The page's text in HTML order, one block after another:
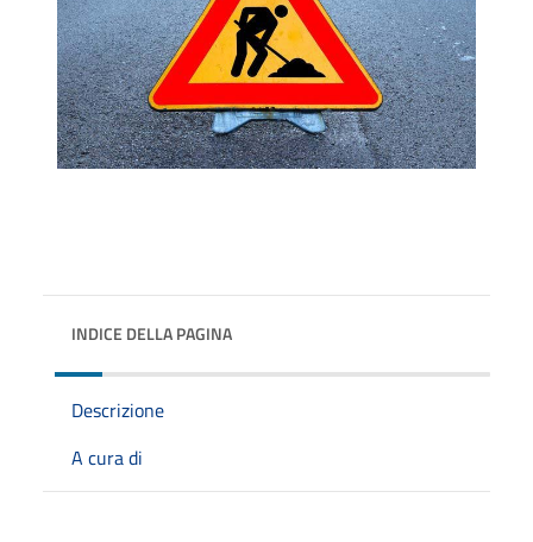
INDICE DELLA PAGINA
Descrizione
A cura di